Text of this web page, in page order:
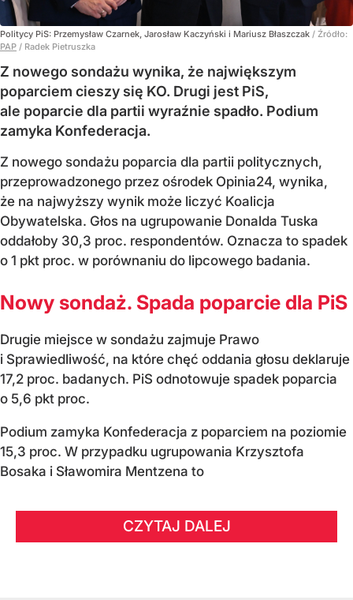
Politycy PiS: Przemysław Czarnek, Jarosław Kaczyński i Mariusz Błaszczak / Źródło:
PAP / Radek Pietruszka
Z nowego sondażu wynika, że największym
poparciem cieszy się KO. Drugi jest PiS,
ale poparcie dla partii wyraźnie spadło. Podium
zamyka Konfederacja.
Z nowego sondażu poparcia dla partii politycznych,
przeprowadzonego przez ośrodek Opinia24, wynika,
że na najwyższy wynik może liczyć Koalicja
Obywatelska. Głos na ugrupowanie Donalda Tuska
oddałoby 30,3 proc. respondentów. Oznacza to spadek
o 1 pkt proc. w porównaniu do lipcowego badania.
Nowy sondaż. Spada poparcie dla PiS
Drugie miejsce w sondażu zajmuje Prawo
i Sprawiedliwość, na które chęć oddania głosu deklaruje
17,2 proc. badanych. PiS odnotowuje spadek poparcia
o 5,6 pkt proc.
Podium zamyka Konfederacja z poparciem na poziomie
15,3 proc. W przypadku ugrupowania Krzysztofa
Bosaka i Sławomira Mentzena to
CZYTAJ DALEJ